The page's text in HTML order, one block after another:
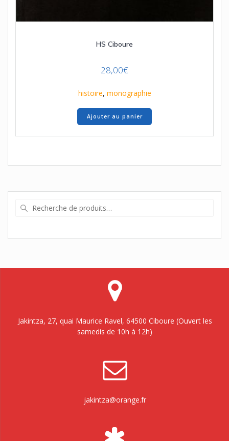
HS Ciboure
28,00€
histoire, monographie
Ajouter au panier
Jakintza, 27, quai Maurice Ravel, 64500 Ciboure (Ouvert les
samedis de 10h à 12h)
jakintza@orange.fr